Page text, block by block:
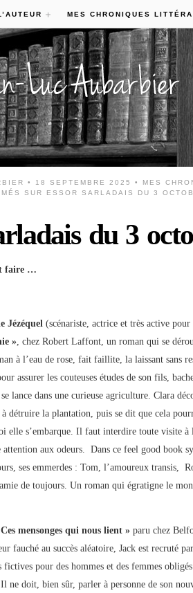
MES CHRONIQUES
• 18 SEPTEMBRE 2025 • MES
SUR ESSOR SARLADAIS DU 3
du 3
faire …
Jézéquel (scénariste, actrice et très active
», chez Robert Laffont, un roman qui se
à l’eau de rose, fait faillite, la laissant sans
assurer les couteuses études de son fils,
se lance dans une curieuse agriculture. Clara
détruire la plantation, puis se dit que cela
elle s’embarque. Il faut interdire toute visite
attention aux odeurs. Dans ce feel good book
ses emmerdes : Tom, l’amoureux transis,
de toujours. Un roman qui égratigne le
mensonges qui nous lient » paru chez
fauché au succès aléatoire, Jack est recruté
pour des hommes et des femmes
ne doit, bien sûr, parler à personne de son